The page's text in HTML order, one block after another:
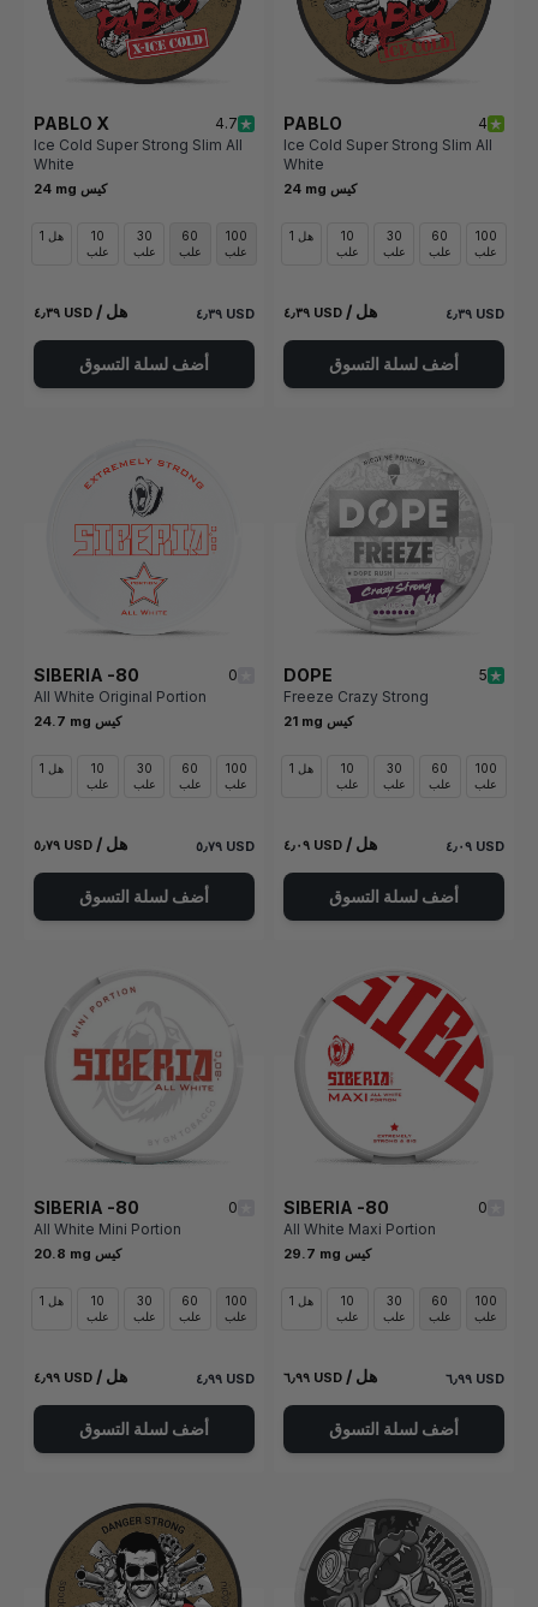
PABLO X
4.7
Ice Cold Super Strong Slim All
White
24 mg كيس
1 هل
10
علب
30
علب
60
علب
100
علب
٤٫٣٩ USD / هل ٤٫٣٩ USD
أضف لسلة التسوق
PABLO
4
Ice Cold Super Strong Slim All
White
24 mg كيس
1 هل
10
علب
30
علب
60
علب
100
علب
٤٫٣٩ USD / هل ٤٫٣٩ USD
أضف لسلة التسوق
SIBERIA -80
0
All White Original Portion
24.7 mg كيس
1 هل
10
علب
30
علب
60
علب
100
علب
٥٫٧٩ USD / هل ٥٫٧٩ USD
أضف لسلة التسوق
DOPE
5
Freeze Crazy Strong
21 mg كيس
1 هل
10
علب
30
علب
60
علب
100
علب
٤٫٠٩ USD / هل ٤٫٠٩ USD
أضف لسلة التسوق
SIBERIA -80
0
All White Mini Portion
20.8 mg كيس
1 هل
10
علب
30
علب
60
علب
100
علب
٤٫٩٩ USD / هل ٤٫٩٩ USD
أضف لسلة التسوق
SIBERIA -80
0
All White Maxi Portion
29.7 mg كيس
1 هل
10
علب
30
علب
60
علب
100
علب
٦٫٩٩ USD / هل ٦٫٩٩ USD
أضف لسلة التسوق